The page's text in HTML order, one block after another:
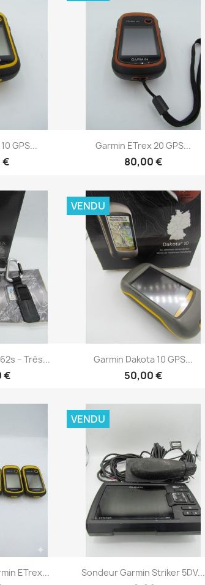
GPS...
€
Aperçu rapide
Garmin ETrex 20 GPS...
80,00 €
– Très...
€
Aperçu rapide
Garmin Dakota 10 GPS...
50,00 €
VENDU
ETrex... Aperçu rapide
Sondeur Garmin Striker 5DV...
VENDU